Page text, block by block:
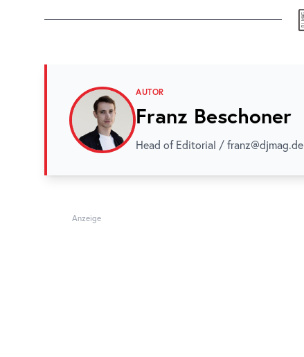
AUTOR
Franz Beschoner
Head of Editorial / franz@djmag.de
Anzeige